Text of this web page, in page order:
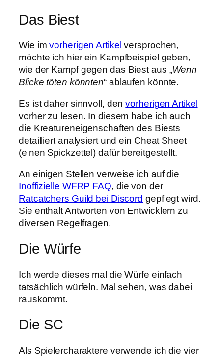
Das Biest
Wie imvorherigen Artikel versprochen,
möchte ich hier ein Kampfbeispiel geben,
wie der Kampf gegen das Biest aus „Wenn
Blicke töten könnten“ ablaufen könnte.
Es ist daher sinnvoll, denvorherigen Artikel
vorher zu lesen. In diesem habe ich auch
die Kreatureneigenschaften des Biests
detailliert analysiert und ein Cheat Sheet
(einen Spickzettel) dafür bereitgestellt.
An einigen Stellen verweise ich auf die
Inoffizielle WFRP FAQ, die von der
Ratcatchers Guild bei Discord gepflegt wird.
Sie enthält Antworten von Entwicklern zu
diversen Regelfragen.
Die Würfe
Ich werde dieses mal die Würfe einfach
tatsächlich würfeln. Mal sehen, was dabei
rauskommt.
Die SC
Als Spielercharaktere verwende ich die vier